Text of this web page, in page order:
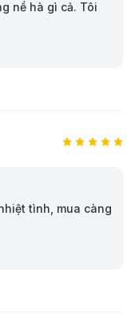
nề hà gì cả. Tôi
tình, mua càng